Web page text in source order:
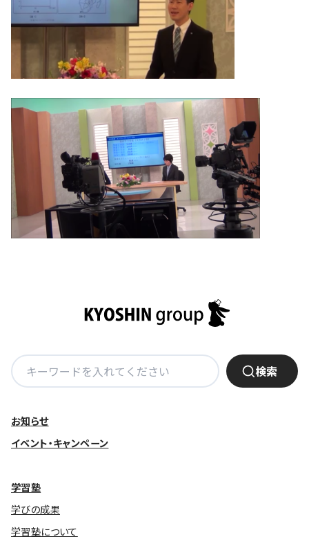
DXビジョン・DX戦略
Kyoshin Digital Academy
安全と安心への取り組み
安全・安心にお通いいただくために
活動報告
お客様相談センター
検
索:
検索
お知らせ
イベント・キャンペーン
学習塾
学びの成果
学習塾について